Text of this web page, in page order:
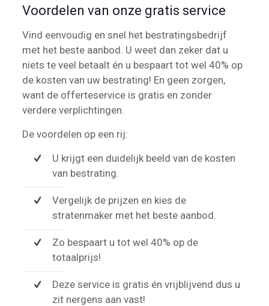
Voordelen van onze gratis service
Vind eenvoudig en snel het bestratingsbedrijf
met het beste aanbod. U weet dan zeker dat u
niets te veel betaalt én u bespaart tot wel 40% op
de kosten van uw bestrating! En geen zorgen,
want de offerteservice is gratis en zonder
verdere verplichtingen.
De voordelen op een rij:
U krijgt een duidelijk beeld van de kosten
van bestrating.
Vergelijk de prijzen en kies de
stratenmaker met het beste aanbod.
Zo bespaart u tot wel 40% op de
totaalprijs!
Deze service is gratis én vrijblijvend dus u
zit nergens aan vast!